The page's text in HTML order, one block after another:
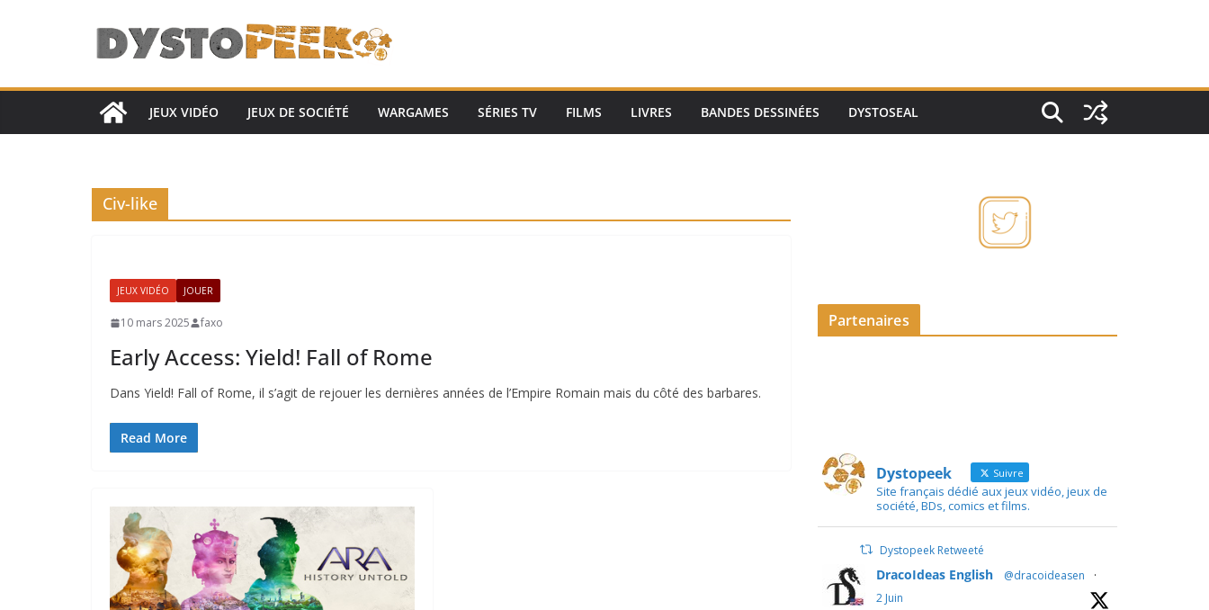
JEUX VIDÉO JEUX DE SOCIÉTÉ WARGAMES SÉRIES TV FILMS LIVRES BANDES DESSINÉES DYSTOSEAL
Civ-like
JEUX VIDÉO JOUER
10 mars 2025 faxo
Early Access: Yield! Fall of Rome
Dans Yield! Fall of Rome, il s’agit de rejouer les dernières années de l’Empire Romain mais du côté des barbares.
Read More
Partenaires
Dystopeek Suivre
Site français dédié aux jeux vidéo, jeux de
société, BDs, comics et films.
Dystopeek Retweeté
DracoIdeas English @dracoideasen
·
2 Juin